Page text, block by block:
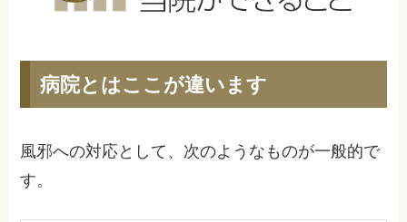
病院とはここが違います
風邪への対応として、次のようなものが一般的で
す。